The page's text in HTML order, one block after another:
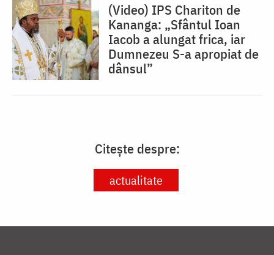
(Video) IPS Chariton de
Kananga: „Sfântul Ioan
Iacob a alungat frica, iar
Dumnezeu S-a apropiat de
dânsul”
Citește despre:
actualitate